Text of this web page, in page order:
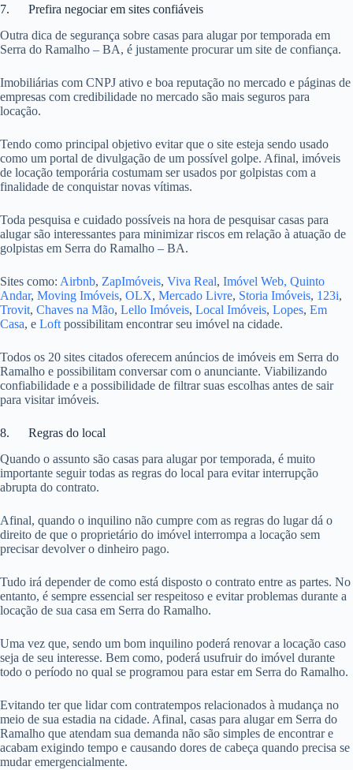
7. Prefira negociar em sites confiáveis
Outra dica de segurança sobre casas para alugar por temporada em
Serra do Ramalho – BA, é justamente procurar um site de confiança.
Imobiliárias com CNPJ ativo e boa reputação no mercado e páginas de
empresas com credibilidade no mercado são mais seguros para
locação.
Tendo como principal objetivo evitar que o site esteja sendo usado
como um portal de divulgação de um possível golpe. Afinal, imóveis
de locação temporária costumam ser usados por golpistas com a
finalidade de conquistar novas vítimas.
Toda pesquisa e cuidado possíveis na hora de pesquisar casas para
alugar são interessantes para minimizar riscos em relação à atuação de
golpistas em Serra do Ramalho – BA.
Sites como: Airbnb, ZapImóveis, Viva Real, Imóvel Web, Quinto
Andar, Moving Imóveis, OLX, Mercado Livre, Storia Imóveis, 123i,
Trovit, Chaves na Mão, Lello Imóveis, Local Imóveis, Lopes, Em
Casa, e Loft possibilitam encontrar seu imóvel na cidade.
Todos os 20 sites citados oferecem anúncios de imóveis em Serra do
Ramalho e possibilitam conversar com o anunciante. Viabilizando
confiabilidade e a possibilidade de filtrar suas escolhas antes de sair
para visitar imóveis.
8. Regras do local
Quando o assunto são casas para alugar por temporada, é muito
importante seguir todas as regras do local para evitar interrupção
abrupta do contrato.
Afinal, quando o inquilino não cumpre com as regras do lugar dá o
direito de que o proprietário do imóvel interrompa a locação sem
precisar devolver o dinheiro pago.
Tudo irá depender de como está disposto o contrato entre as partes. No
entanto, é sempre essencial ser respeitoso e evitar problemas durante a
locação de sua casa em Serra do Ramalho.
Uma vez que, sendo um bom inquilino poderá renovar a locação caso
seja de seu interesse. Bem como, poderá usufruir do imóvel durante
todo o período no qual se programou para estar em Serra do Ramalho.
Evitando ter que lidar com contratempos relacionados à mudança no
meio de sua estadia na cidade. Afinal, casas para alugar em Serra do
Ramalho que atendam sua demanda não são simples de encontrar e
acabam exigindo tempo e causando dores de cabeça quando precisa se
mudar emergencialmente.